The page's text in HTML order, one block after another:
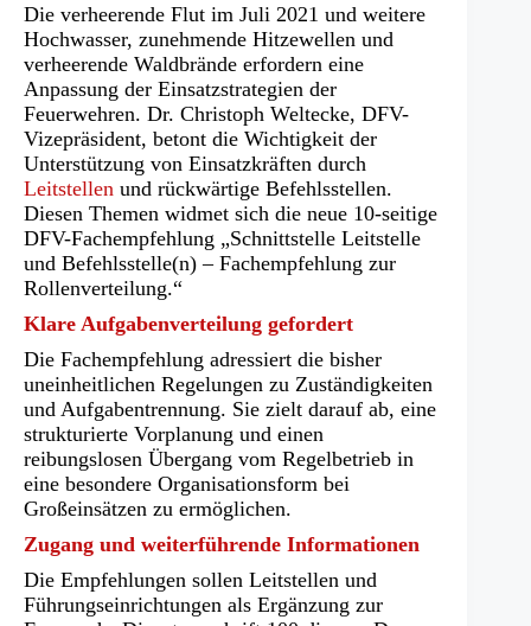
Die verheerende Flut im Juli 2021 und weitere
Hochwasser, zunehmende Hitzewellen und
verheerende Waldbrände erfordern eine
Anpassung der Einsatzstrategien der
Feuerwehren. Dr. Christoph Weltecke, DFV-
Vizepräsident, betont die Wichtigkeit der
Unterstützung von Einsatzkräften durch
Leitstellen und rückwärtige Befehlsstellen.
Diesen Themen widmet sich die neue 10-seitige
DFV-Fachempfehlung „Schnittstelle Leitstelle
und Befehlsstelle(n) – Fachempfehlung zur
Rollenverteilung.“
Klare Aufgabenverteilung gefordert
Die Fachempfehlung adressiert die bisher
uneinheitlichen Regelungen zu Zuständigkeiten
und Aufgabentrennung. Sie zielt darauf ab, eine
strukturierte Vorplanung und einen
reibungslosen Übergang vom Regelbetrieb in
eine besondere Organisationsform bei
Großeinsätzen zu ermöglichen.
Zugang und weiterführende Informationen
Die Empfehlungen sollen Leitstellen und
Führungseinrichtungen als Ergänzung zur